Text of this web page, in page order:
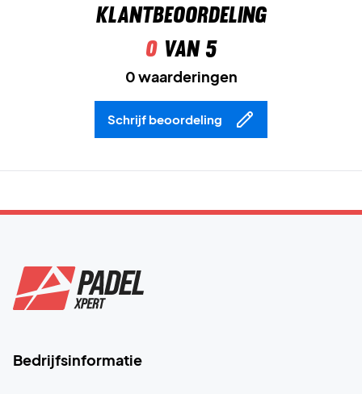
Klantbeoordeling
0van 5
0 waarderingen
Schrijf beoordeling
Bedrijfsinformatie